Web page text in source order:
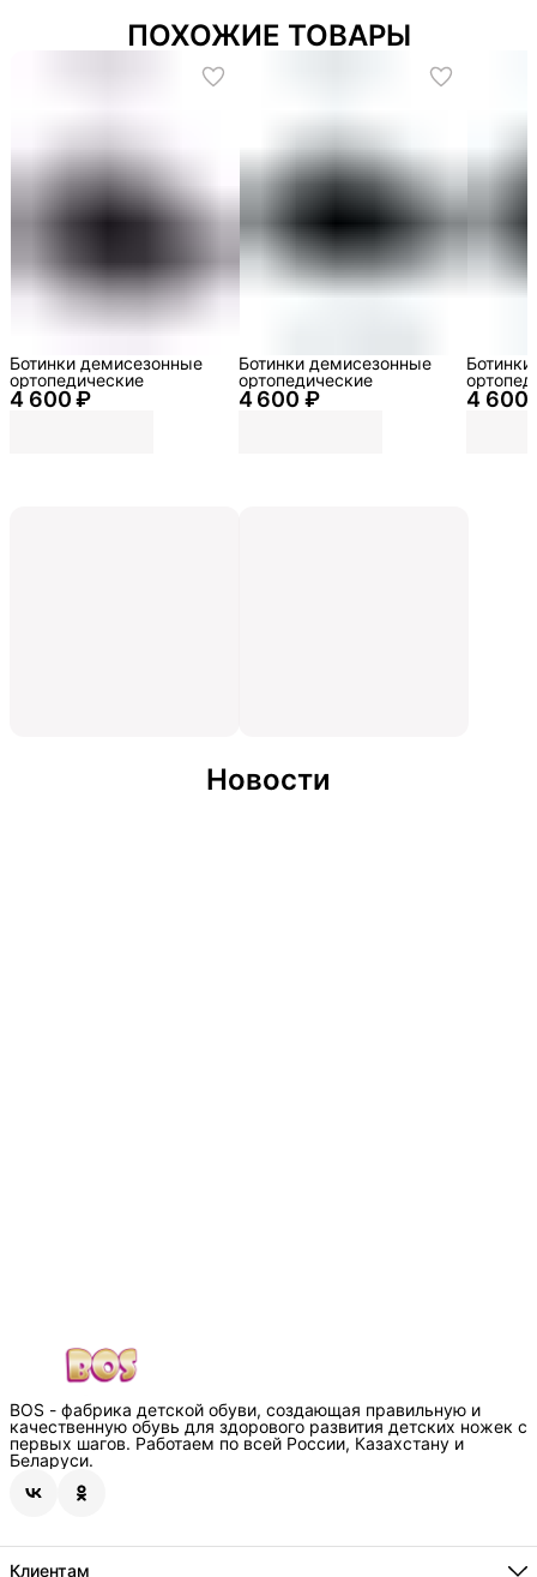
ПОХОЖИЕ ТОВАРЫ
4 600 ₽
Ботинки демисезонные
ортопедические
4 600 ₽
Ботинки демисезонные
ортопедические
4 600
Новости
BOS - фабрика детской обуви, создающая правильную и
качественную обувь для здорового развития детских ножек с
первых шагов. Работаем по всей России, Казахстану и
Беларуси.
Клиентам